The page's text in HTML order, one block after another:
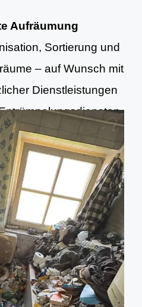
Aufräumung
Sortierung und
– auf Wunsch mit
Dienstleistungen